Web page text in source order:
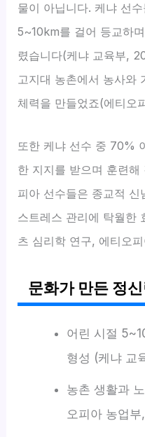
물이 아닙니다. 케냐 선
5~10km를 걸어 등교하
렸습니다(케냐 교육부,
고지대 농촌에서 농사와
체력을 만들었죠(에티오
또한 케냐 선수 중 70%
한 지지를 받으며 훈련
피아 선수들은 종교적
스트레스 관리에 탁월한
츠 심리학 연구, 에티오
문화가 만든 정
어린 시절
형성 (케냐 교
농촌 생활과
오피아 농업